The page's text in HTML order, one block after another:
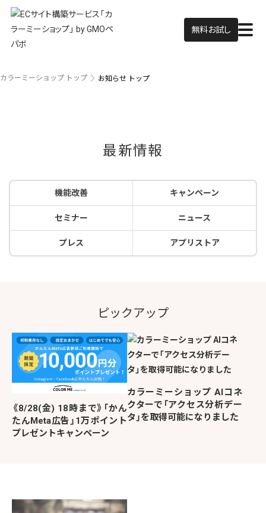
無料お試し
カラーミーショップ トップ お知らせ トップ
最新情報
機能改善 キャンペーン
セミナー ニュース
プレス アプリストア
ピックアップ
《8/28(金) 18時まで》「かん
たんMeta広告」1万ポイント
プレゼントキャンペーン
カラーミーショップ AIコネ
クターで「アクセス分析デー
タ」を取得可能になりました